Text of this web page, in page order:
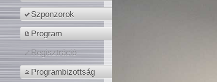
Szponzorok
Program
Regisztráció
Programbizottság